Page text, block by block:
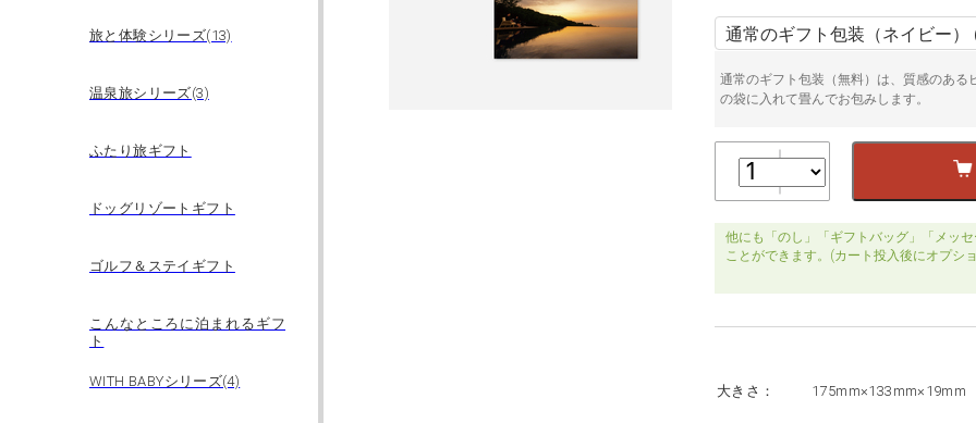
旅と体験シリーズ(13)
温泉旅シリーズ(3)
ふたり旅ギフト
ドッグリゾートギフト
ゴルフ＆ステイギフト
こんなところに泊まれるギフ
ト
WITH BABYシリーズ(4)
通常のギフト包装（無料）は、質感のある
の袋に入れて畳んでお包みします。
他にも「のし」「ギフトバッグ」「メッ
ことができます。(カート投入後にオプシ
大きさ： 175mm×133mm×19mm